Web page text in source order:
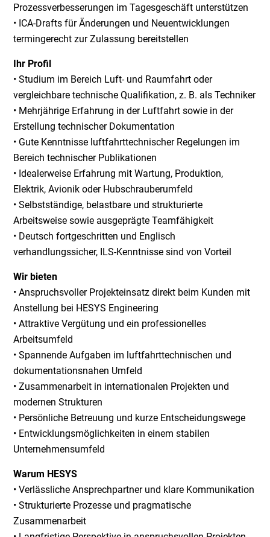
Prozessverbesserungen im Tagesgeschäft unterstützen
• ICA-Drafts für Änderungen und Neuentwicklungen
termingerecht zur Zulassung bereitstellen
Ihr Profil
• Studium im Bereich Luft- und Raumfahrt oder
vergleichbare technische Qualifikation, z. B. als Techniker
• Mehrjährige Erfahrung in der Luftfahrt sowie in der
Erstellung technischer Dokumentation
• Gute Kenntnisse luftfahrttechnischer Regelungen im
Bereich technischer Publikationen
• Idealerweise Erfahrung mit Wartung, Produktion,
Elektrik, Avionik oder Hubschrauberumfeld
• Selbstständige, belastbare und strukturierte
Arbeitsweise sowie ausgeprägte Teamfähigkeit
• Deutsch fortgeschritten und Englisch
verhandlungssicher, ILS-Kenntnisse sind von Vorteil
Wir bieten
• Anspruchsvoller Projekteinsatz direkt beim Kunden mit
Anstellung bei HESYS Engineering
• Attraktive Vergütung und ein professionelles
Arbeitsumfeld
• Spannende Aufgaben im luftfahrttechnischen und
dokumentationsnahen Umfeld
• Zusammenarbeit in internationalen Projekten und
modernen Strukturen
• Persönliche Betreuung und kurze Entscheidungswege
• Entwicklungsmöglichkeiten in einem stabilen
Unternehmensumfeld
Warum HESYS
• Verlässliche Ansprechpartner und klare Kommunikation
• Strukturierte Prozesse und pragmatische
Zusammenarbeit